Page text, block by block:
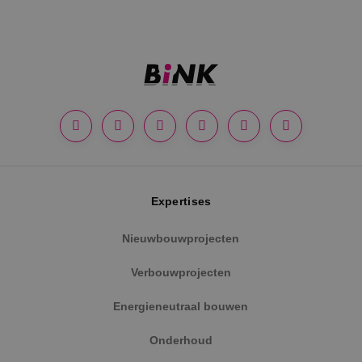
Expertises
Nieuwbouwprojecten
Verbouwprojecten
Energieneutraal bouwen
Onderhoud
VISITOR_PRIVACY_METADATA